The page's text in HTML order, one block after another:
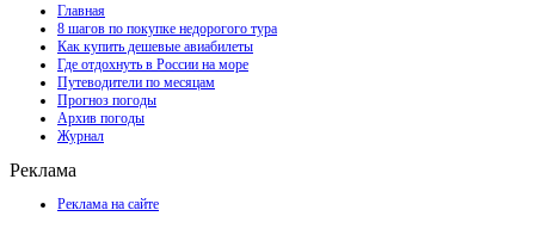
Главная
8 шагов по покупке недорогого тура
Как купить дешевые авиабилеты
Где отдохнуть в России на море
Путеводители по месяцам
Прогноз погоды
Архив погоды
Журнал
Реклама
Реклама на сайте